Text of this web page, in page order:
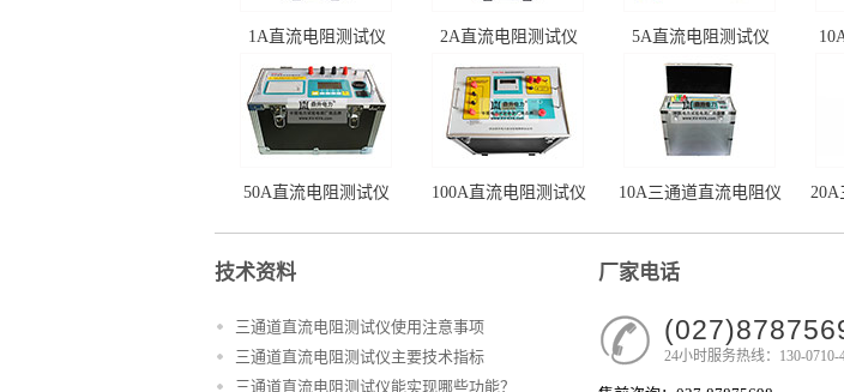
1A直流电阻测试仪 2A直流电阻测试仪 5A直流电阻测试仪
50A直流电阻测试仪 100A直流电阻测试仪 10A三通道直流电阻仪 20A
技术资料
三通道直流电阻测试仪使用注意事项
三通道直流电阻测试仪主要技术指标
三通道直流电阻测试仪能实现哪些功能？
厂家电话
24小时服务热线：130-0710-